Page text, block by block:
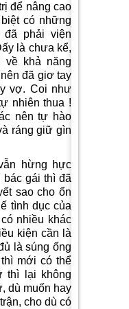
để nâng cao
có những
đã phải viện
là chưa kể,
khả năng
đã giơ tay
vợ. Coi như
nhiên thua !
nên tự hào
ráng giữ gìn
hừng hực
bác gái thì đã
sao cho ổn
tình dục của
nhiều khác
kiện cần là
là súng ống
mới có thể
thì lại không
dù muốn hay
cho dù có